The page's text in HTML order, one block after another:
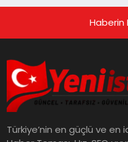
Haberin
Türkiye’nin en güçlü ve en